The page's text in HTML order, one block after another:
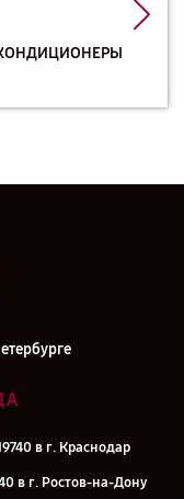
в г. Краснодар
в г. Ростов-на-Дону